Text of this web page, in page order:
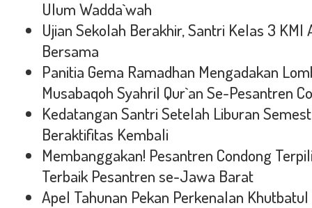
Ulum Wadda`wah
Ujian Sekolah Berakhir, Santri Kelas 3
Bersama
Panitia Gema Ramadhan Mengadakan
Musabaqoh Syahril Qur`an Se-Pesantren
Kedatangan Santri Setelah Liburan
Beraktifitas Kembali
Membanggakan! Pesantren Condong
Terbaik Pesantren se-Jawa Barat
Apel Tahunan Pekan Perkenalan